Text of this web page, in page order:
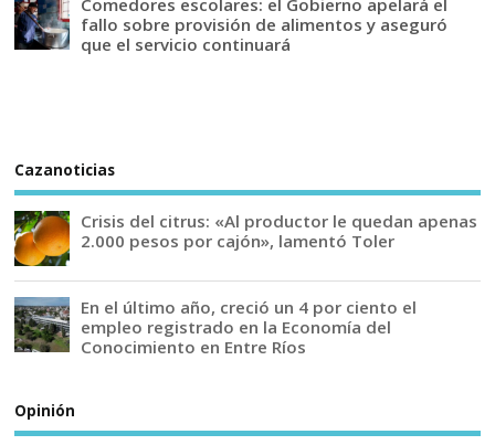
Comedores escolares: el Gobierno apelará el
fallo sobre provisión de alimentos y aseguró
que el servicio continuará
Cazanoticias
Crisis del citrus: «Al productor le quedan apenas
2.000 pesos por cajón», lamentó Toler
En el último año, creció un 4 por ciento el
empleo registrado en la Economía del
Conocimiento en Entre Ríos
Opinión